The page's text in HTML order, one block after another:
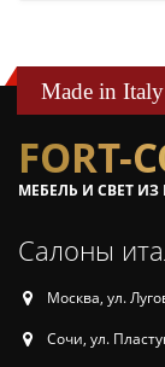
Made in Italy
FORT-
МЕБЕЛЬ И СВЕТ
Салоны
Москва, ул.
Сочи, ул.